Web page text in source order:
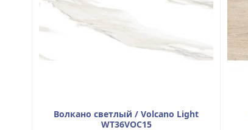
Волкано светлый / Volcano Light
WT36VOC15